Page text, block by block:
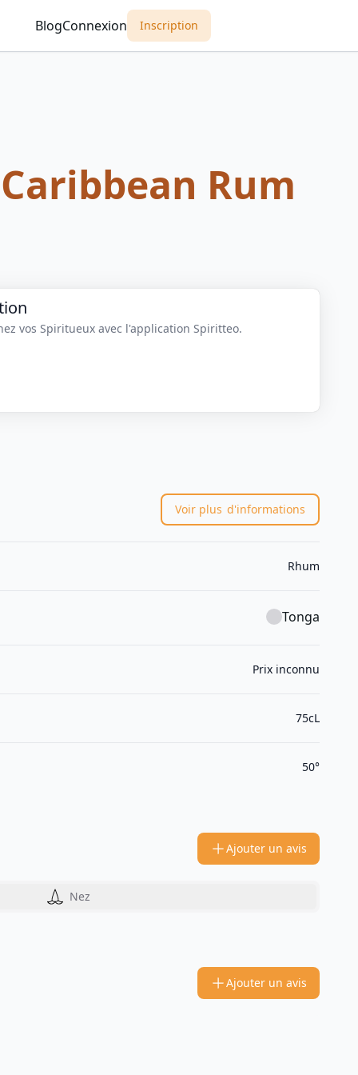
BlogConnexion Inscription
Rum
vos Spiritueux avec l'application Spiritteo.
Voir plus d'informations
Rhum
Tonga
Prix inconnu
75cL
50°
Ajouter un avis
Nez
Ajouter un avis